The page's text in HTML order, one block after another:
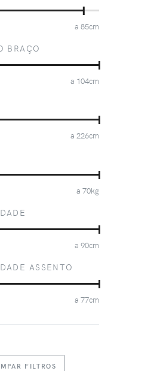
a 85cm
BRAÇO
a 104cm
a 226cm
a 70kg
a 90cm
ASSENTO
a 77cm
FILTROS